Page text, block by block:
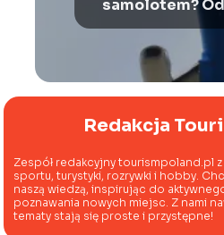
samolotem?
korzyści
Redakcja
Zespół redakcyjny tourismpoland.pl
sportu, turystyki, rozrywki i hobby.
naszą wiedzą, inspirując do
poznawania nowych miejsc. Z nami
tematy stają się proste i przystępne!